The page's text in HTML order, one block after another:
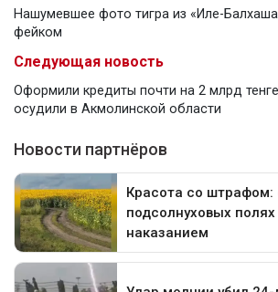
Нашумевшее фото тигра из «Иле-
фейком
Следующая новость
Оформили кредиты почти на 2 млрд
осудили в Акмолинской области